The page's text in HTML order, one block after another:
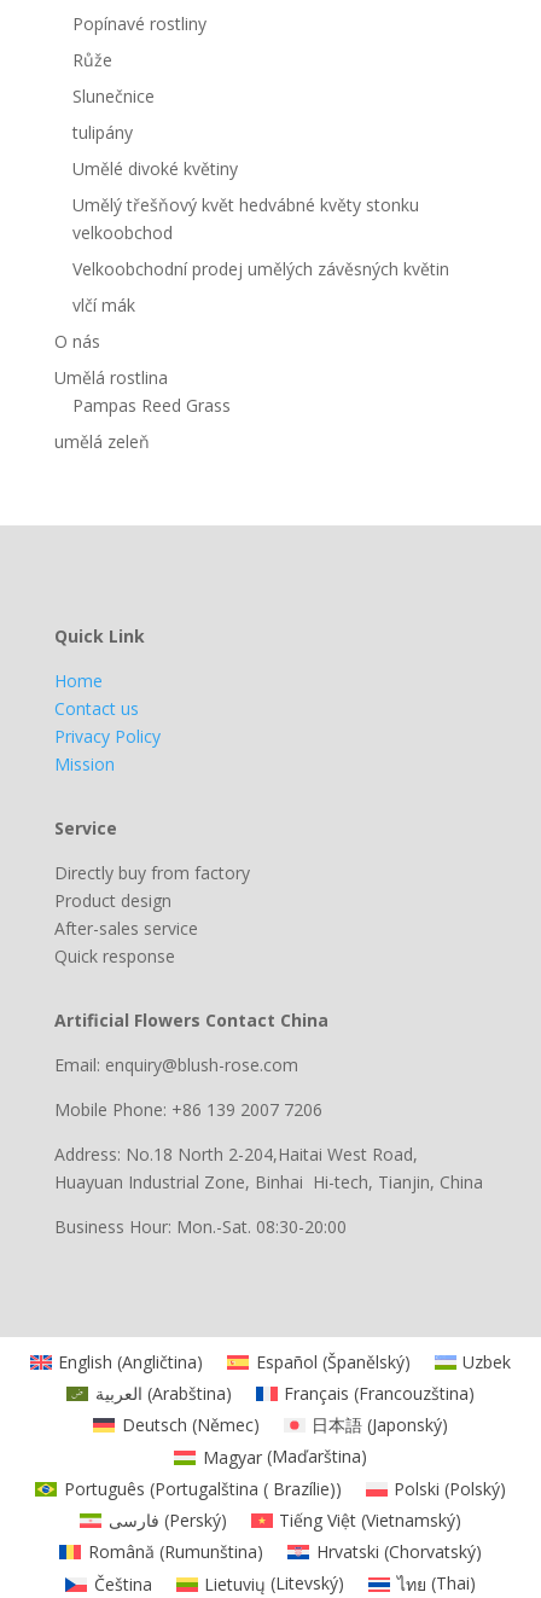
Popínavé rostliny
Růže
Slunečnice
tulipány
Umělé divoké květiny
Umělý třešňový květ hedvábné květy stonku
velkoobchod
Velkoobchodní prodej umělých závěsných květin
vlčí mák
O nás
Umělá rostlina
Pampas Reed Grass
umělá zeleň
Quick Link
Home
Contact us
Privacy Policy
Mission
Service
Directly buy from factory
Product design
After-sales service
Quick response
Artificial Flowers Contact China
Email: enquiry@blush-rose.com
Mobile Phone: +86 139 2007 7206
Address: No.18 North 2-204,Haitai West Road,
Huayuan Industrial Zone, Binhai Hi-tech, Tianjin, China
Business Hour: Mon.-Sat. 08:30-20:00
English (Angličtina) Español (Španělský)
Uzbek
العربية (Arabština) Français (Francouzština)
Deutsch (Němec) 日本語 (Japonský)
Magyar(Maďarština)
Português (Portugalština ( Brazílie)) Polski (Polský)
فارسی (Perský) Tiếng Việt (Vietnamský)
Română (Rumunština) Hrvatski (Chorvatský)
Čeština
Lietuvių (Litevský) ไทย (Thai)